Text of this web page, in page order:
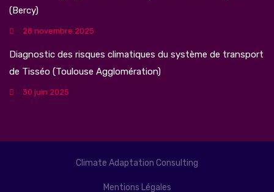
(Bercy)
28 novembre 2025
Diagnostic des risques climatiques du système de transport
de Tisséo (Toulouse Agglomération)
30 juin 2025
Climate Adaptation Consulting
Mentions Légales